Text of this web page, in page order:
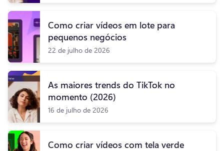
Como criar vídeos em lote para
pequenos negócios
22 de julho de 2026
As maiores trends do TikTok no
momento (2026)
16 de julho de 2026
Como criar vídeos com tela verde